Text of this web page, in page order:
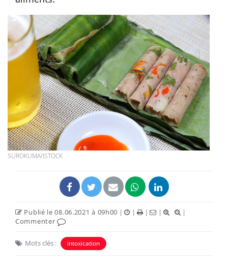
SUROKUMA/ISTOCK
Publié le 08.06.2021 à 09h00 | | | |
|
Commenter
Mots clés : intoxication